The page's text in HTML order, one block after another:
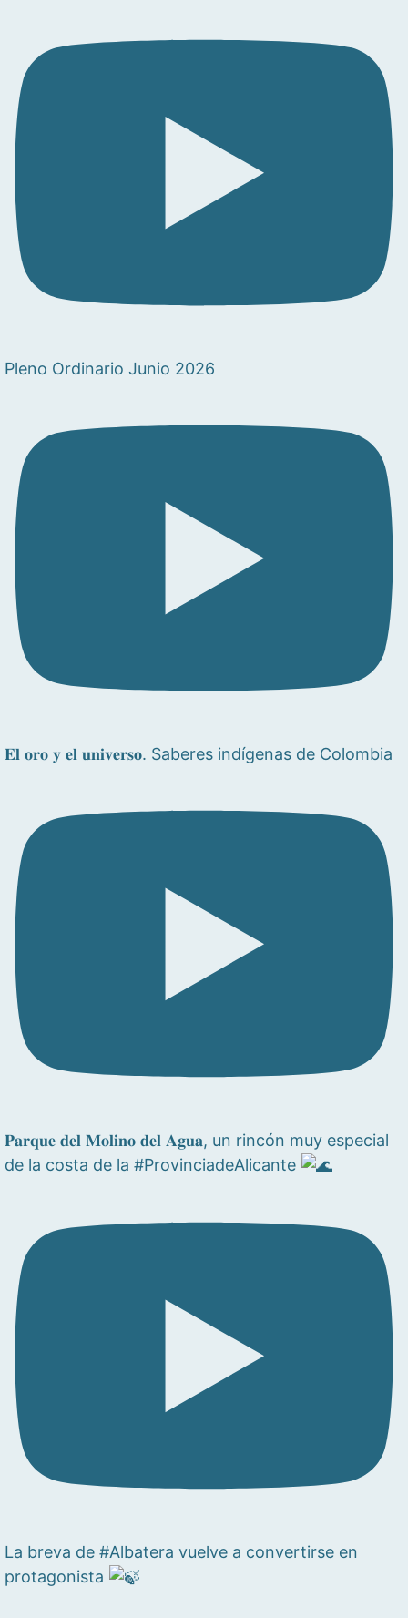
Pleno Ordinario Junio 2026
𝐄𝐥 𝐨𝐫𝐨 𝐲 𝐞𝐥 𝐮𝐧𝐢𝐯𝐞𝐫𝐬𝐨. Saberes indígenas de Colombia
𝐏𝐚𝐫𝐪𝐮𝐞 𝐝𝐞𝐥 𝐌𝐨𝐥𝐢𝐧𝐨 𝐝𝐞𝐥 𝐀𝐠𝐮𝐚, un rincón muy especial
de la costa de la #ProvinciadeAlicante
La breva de #Albatera vuelve a convertirse en
protagonista